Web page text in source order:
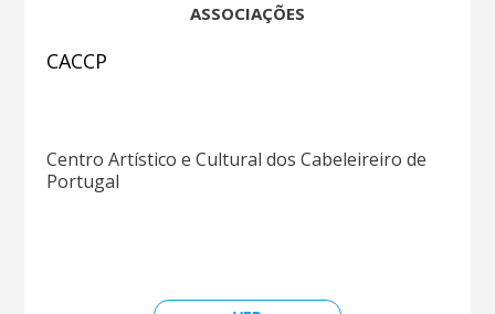
ASSOCIAÇÕES
CACCP
Centro Artístico e Cultural dos Cabeleireiro de
Portugal